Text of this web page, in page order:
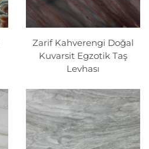
Zarif Kahverengi Doğal
Kuvarsit Egzotik Taş
Levhası